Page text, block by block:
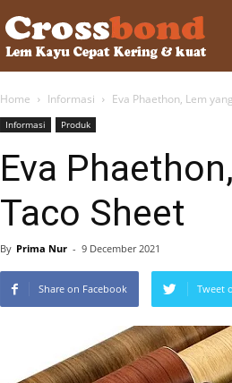
–
Lem
Home Informasi Eva Phaethon, Lem
Informasi Produk
Eva
Taco Sheet
By Prima Nur - 9 December 2021
Share on Facebook Tweet